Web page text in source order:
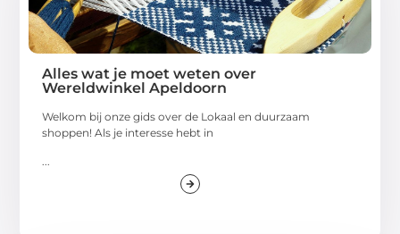
Alles wat je moet weten over
Wereldwinkel Apeldoorn
Welkom bij onze gids over de Lokaal en duurzaam
shoppen! Als je interesse hebt in
...